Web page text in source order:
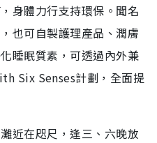
身體力行支持環保。聞名
也可自製護理產品、潤膚
睡眠質素，可透過內外兼
Six Senses計劃，全面提
近在咫尺，逢三、六晚放